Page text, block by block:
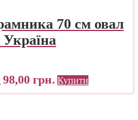
70 см овал
Україна
98,00грн. Купити